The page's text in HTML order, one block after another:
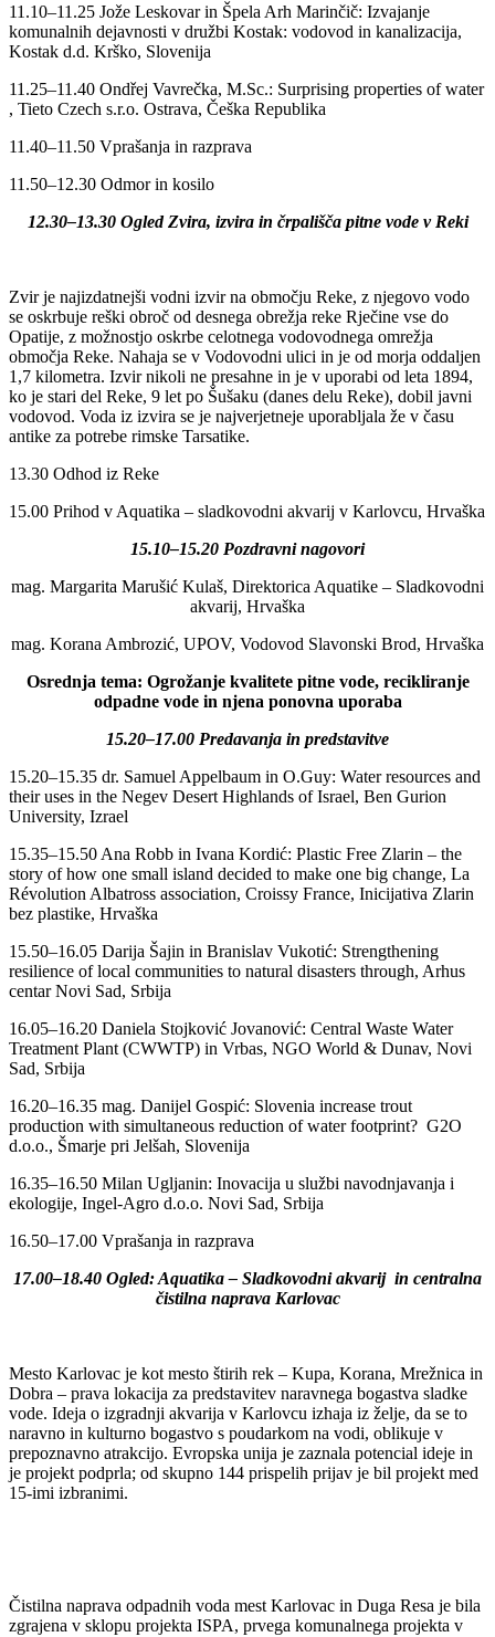
11.10–11.25 Jože Leskovar in Špela Arh Marinčič: Izvajanje
komunalnih dejavnosti v družbi Kostak: vodovod in kanalizacija,
Kostak d.d. Krško, Slovenija
11.25–11.40 Ondřej Vavrečka, M.Sc.: Surprising properties of water​
, Tieto Czech s.r.o. Ostrava, Češka Republika
11.40–11.50 Vprašanja in razprava
11.50–12.30 Odmor in kosilo
12.30–13.30 Ogled Zvira, izvira in črpališča pitne vode v Reki
Zvir je najizdatnejši vodni izvir na območju Reke, z njegovo vodo
se oskrbuje reški obroč od desnega obrežja reke Rječine vse do
Opatije, z možnostjo oskrbe celotnega vodovodnega omrežja
območja Reke. Nahaja se v Vodovodni ulici in je od morja oddaljen
1,7 kilometra. Izvir nikoli ne presahne in je v uporabi od leta 1894,
ko je stari del Reke, 9 let po Šušaku (danes delu Reke), dobil javni
vodovod. Voda iz izvira se je najverjetneje uporabljala že v času
antike za potrebe rimske Tarsatike.
13.30 Odhod iz Reke
15.00 Prihod v Aquatika – sladkovodni akvarij v Karlovcu, Hrvaška
15.10–15.20 Pozdravni nagovori
mag. Margarita Marušić Kulaš, Direktorica Aquatike – Sladkovodni
akvarij, Hrvaška
mag. Korana Ambrozić, UPOV, Vodovod Slavonski Brod, Hrvaška
Osrednja tema: Ogrožanje kvalitete pitne vode, recikliranje
odpadne vode in njena ponovna uporaba
15.20–17.00 Predavanja in predstavitve
15.20–15.35 dr. Samuel Appelbaum in O.Guy: Water resources and
their uses in the Negev Desert Highlands of Israel, Ben Gurion
University, Izrael
15.35–15.50 Ana Robb in Ivana Kordić: Plastic Free Zlarin – the
story of how one small island decided to make one big change, La
Révolution Albatross association, Croissy France, Inicijativa Zlarin
bez plastike, Hrvaška
15.50–16.05 Darija Šajin in Branislav Vukotić: Strengthening
resilience of local communities to natural disasters through, Arhus
centar Novi Sad, Srbija
16.05–16.20 Daniela Stojković Jovanović: Central Waste Water
Treatment Plant (CWWTP) in Vrbas, NGO World & Dunav, Novi
Sad, Srbija
16.20–16.35 mag. Danijel Gospić: Slovenia increase trout
production with simultaneous reduction of water footprint? G2O
d.o.o., Šmarje pri Jelšah, Slovenija
16.35–16.50 Milan Ugljanin: Inovacija u službi navodnjavanja i
ekologije, Ingel-Agro d.o.o. Novi Sad, Srbija
16.50–17.00 Vprašanja in razprava
17.00–18.40 Ogled: Aquatika – Sladkovodni akvarij in centralna
čistilna naprava Karlovac
Mesto Karlovac je kot mesto štirih rek – Kupa, Korana, Mrežnica in
Dobra – prava lokacija za predstavitev naravnega bogastva sladke
vode. Ideja o izgradnji akvarija v Karlovcu izhaja iz želje, da se to
naravno in kulturno bogastvo s poudarkom na vodi, oblikuje v
prepoznavno atrakcijo. Evropska unija je zaznala potencial ideje in
je projekt podprla; od skupno 144 prispelih prijav je bil projekt med
15-imi izbranimi.
Čistilna naprava odpadnih voda mest Karlovac in Duga Resa je bila
zgrajena v sklopu projekta ISPA, prvega komunalnega projekta v